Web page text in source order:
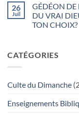
…
26
2026
26
Juil
GÉDÉON DE
DU VRAI
TON CHOIX?
GÉDÉON
DE
L’ADORATION
DIEU
CATÉGORIES
Culte du Dimanche
Enseignements